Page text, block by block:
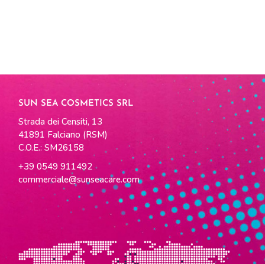
SUN SEA COSMETICS SRL
Strada dei Censiti, 13
41891 Falciano (RSM)
C.O.E.: SM26158
+39 0549 911492
commerciale@sunseacare.com